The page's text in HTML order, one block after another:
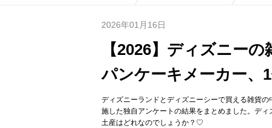
2026年01月16日
【2026】ディズニー
パンケーキメーカー、
ディズニーランドとディズニーシーで買える雑貨
施した独自アンケートの結果をまとめました。デ
土産はどれなのでしょうか？♡